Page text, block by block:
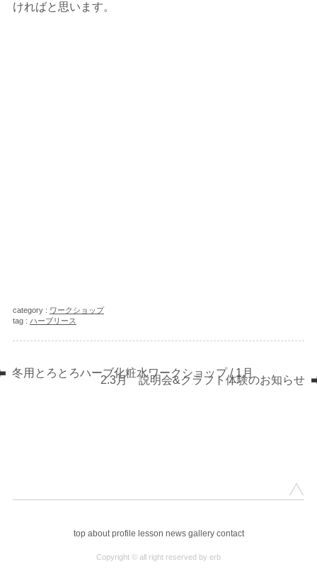
ければと思います。
category : ワークショップ
tag : ハーブリース
冬用とろとろハーブ化粧水ワークショップ / 1月
2.3月 説明会&クラフト体験のお知らせ
top about profile lesson news gallery contact
Copyright © all right reserved by erb